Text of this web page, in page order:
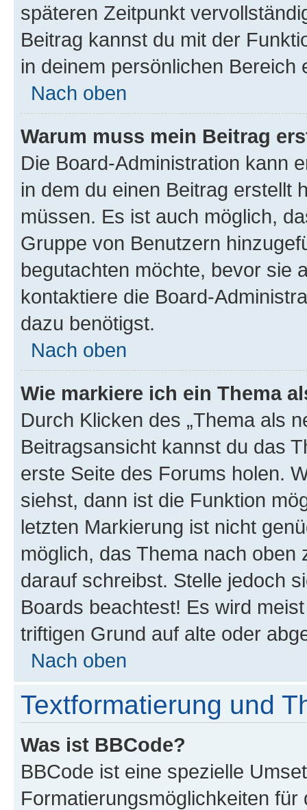
späteren Zeitpunkt
Beitrag kannst du mit der
in deinem persönlichen Bereich
Nach oben
Warum muss mein Beitrag
Die Board-Administration kann
in dem du einen Beitrag erstellt
müssen. Es ist auch möglich,
Gruppe von Benutzern
begutachten möchte, bevor sie
kontaktiere die Board-
dazu benötigst.
Nach oben
Wie markiere ich ein Thema
Durch Klicken des „Thema als
Beitragsansicht kannst du das
erste Seite des Forums holen.
siehst, dann ist die Funktion
letzten Markierung ist nicht
möglich, das Thema nach oben
darauf schreibst. Stelle jedoch
Boards beachtest! Es wird
triftigen Grund auf alte oder
Nach oben
Textformatierung und
Was ist BBCode?
BBCode ist eine spezielle
Formatierungsmöglichkeiten